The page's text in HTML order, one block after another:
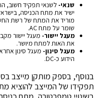
שנאי- לשנאי תפקיד חשוב,
מוריד את המתח של רשת
שומר על מתח AC.
מעגל יישור- מעגל יישור
את האות למתח מיושר.
מעגל סינון- מעגל סינון
הידוע כ-DC.
בנוסף, בספק מותקן מייצב
תפקידו של המייצב להוציא